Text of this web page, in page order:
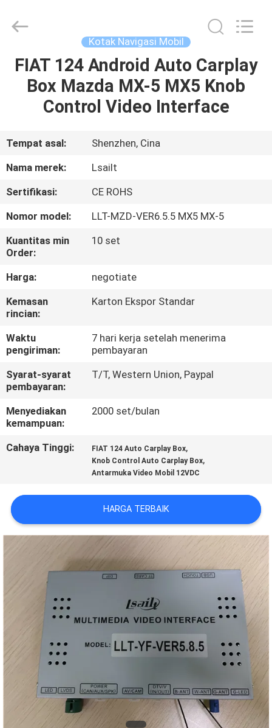
RUMAH
PRODUK
VIDEO
KAMI
TUR
PABRIK
KONTROL
KUALITAS
HUBUNGI
KAMI
BERITA
KASUS
SITEMAP
PRIVACY
Electron
Co.,Ltd.
Reserved.
Kotak Navigasi Mobil
FIAT 124 Android Auto Carplay
Box Mazda MX-5 MX5 Knob
Control Video Interface
Tempat asal:
Shenzhen, Cina
Nama merek:
Lsailt
Sertifikasi:
CE ROHS
Nomor model:
LLT-MZD-VER6.5.5 MX5 MX-5
Kuantitas min
Order:
10 set
Harga:
negotiate
Kemasan
rincian:
Karton Ekspor Standar
Waktu
pengiriman:
7 hari kerja setelah menerima
pembayaran
Syarat-syarat
pembayaran:
T/T, Western Union, Paypal
Menyediakan
kemampuan:
2000 set/bulan
Cahaya Tinggi: FIAT 124 Auto Carplay Box,
Knob Control Auto Carplay Box,
Antarmuka Video Mobil 12VDC
HARGA TERBAIK